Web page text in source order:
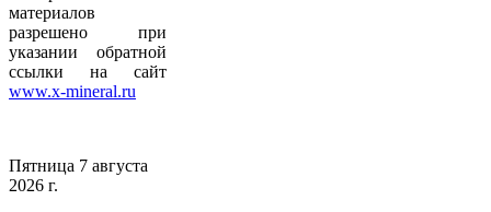
материалов
разрешено при
указании обратной
ссылки на сайт
www.x-mineral.ru
Пятница 7 августа
2026 г.